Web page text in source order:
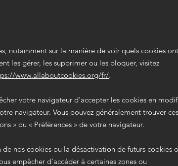
notamment sur la manière de voir quels cookies
les gérer, les supprimer ou les bloquer, visitez
www.allaboutcookies.org/fr/.
votre navigateur d'accepter les cookies en
navigateur. Vous pouvez généralement trouver ces
» ou « Préférences » de votre navigateur.
nos cookies ou la désactivation de futurs cookies
empêcher d'accéder à certaines zones ou